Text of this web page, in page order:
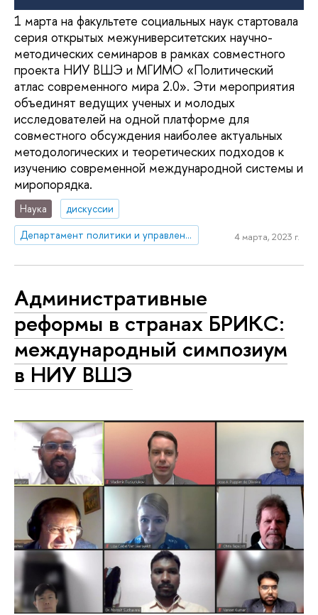
1 марта на факультете социальных наук стартовала
серия открытых межуниверситетских научно-
методических семинаров в рамках совместного
проекта НИУ ВШЭ и МГИМО «Политический
атлас современного мира 2.0». Эти мероприятия
объединят ведущих ученых и молодых
исследователей на одной платформе для
совместного обсуждения наиболее актуальных
методологических и теоретических подходов к
изучению современной международной системы и
миропорядка.
Наука
дискуссии
Департамент политики и управления
4 марта, 2023 г.
Административные
реформы в странах БРИКС:
международный симпозиум
в НИУ ВШЭ